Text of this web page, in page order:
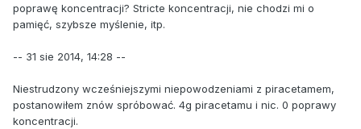
poprawę koncentracji? Stricte koncentracji, nie chodzi mi o
pamięć, szybsze myślenie, itp.
-- 31 sie 2014, 14:28 --
Niestrudzony wcześniejszymi niepowodzeniami z piracetamem,
postanowiłem znów spróbować. 4g piracetamu i nic. 0 poprawy
koncentracji.